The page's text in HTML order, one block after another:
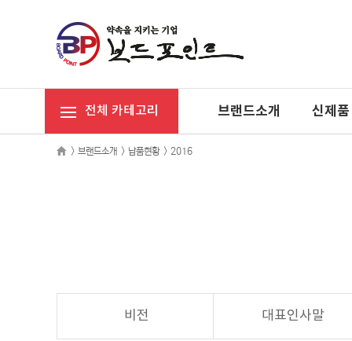
전체 카테고리 브랜드소개 신제품
> 브랜드소개 > 납품현황 > 2016
비전 대표인사말